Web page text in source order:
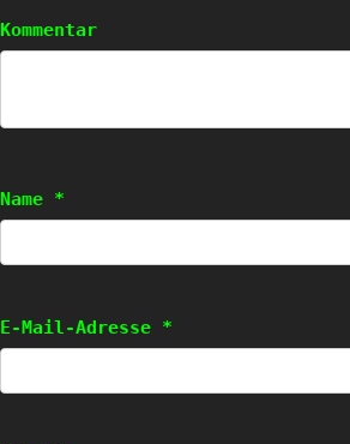
Kommentar
Name *
E-Mail-Adresse *